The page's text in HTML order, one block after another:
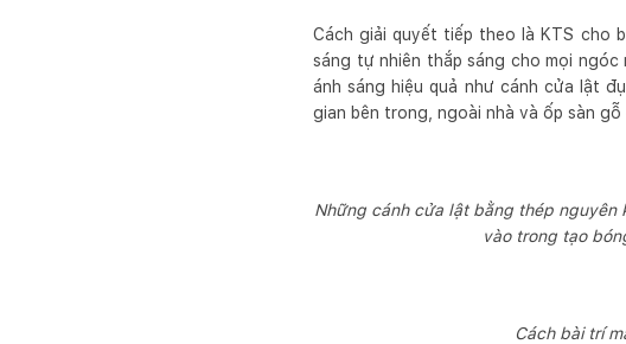
Cách giải quyết tiếp theo là KTS cho
sáng tự nhiên thắp sáng cho mọi
ánh sáng hiệu quả như cánh cửa lật
gian bên trong, ngoài nhà và ốp sàn
Những cánh cửa lật bằng thép nguyên
vào trong tạo
Cách bài trí